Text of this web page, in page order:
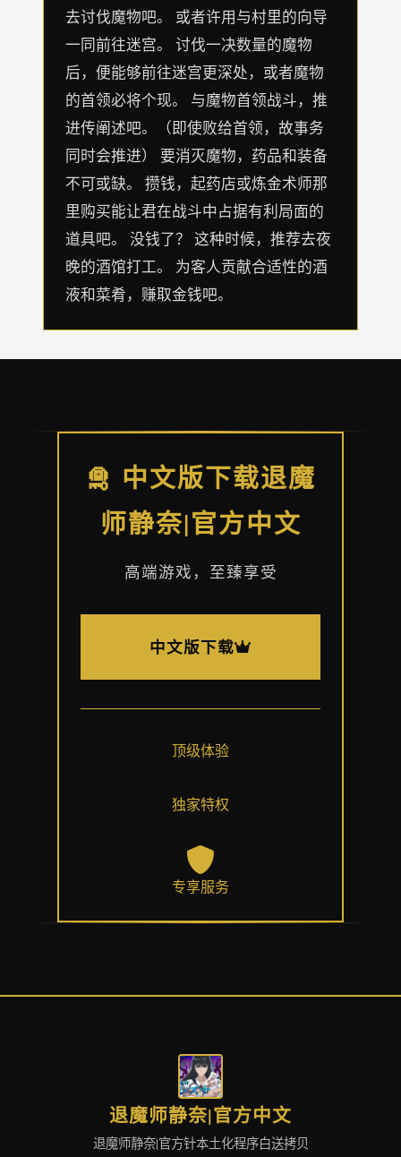
去讨伐魔物吧。 或者许用与村里的向导
一同前往迷宫。 讨伐一决数量的魔物
后，便能够前往迷宫更深处，或者魔物
的首领必将个现。 与魔物首领战斗，推
进传阐述吧。（即使败给首领，故事务
同时会推进） 要消灭魔物，药品和装备
不可或缺。 攒钱，起药店或炼金术师那
里购买能让君在战斗中占据有利局面的
道具吧。 没钱了？ 这种时候，推荐去夜
晚的酒馆打工。 为客人贡献合适性的酒
液和菜肴，赚取金钱吧。
🛅 中文版下载退魔
师静奈|官方中文
高端游戏，至臻享受
中文版下载
顶级体验
独家特权
专享服务
退魔师静奈|官方中文
退魔师静奈|官方针本土化程序白送拷贝